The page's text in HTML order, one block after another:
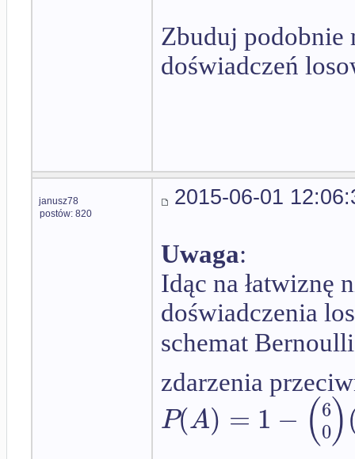
Zbuduj podobnie
doświadczeń
janusz78
postów: 820
2015-06-01
Uwaga:
Idąc na łatwiznę
doświadczenia
schemat
zdarzenia
P(A) = 1 − (6
0)